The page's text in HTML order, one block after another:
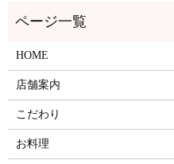
HOME
店舗案内
こだわり
お料理